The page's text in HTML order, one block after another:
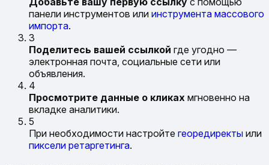
панели инструментов или инструмента массового
импорта.
3
Поделитесь вашей ссылкой где угодно —
электронная почта, социальные сети или
объявления.
4
Просмотрите данные о кликах мгновенно на
вкладке аналитики.
5
При необходимости настройте геореди­ректы или
пиксели ретаргетинга.